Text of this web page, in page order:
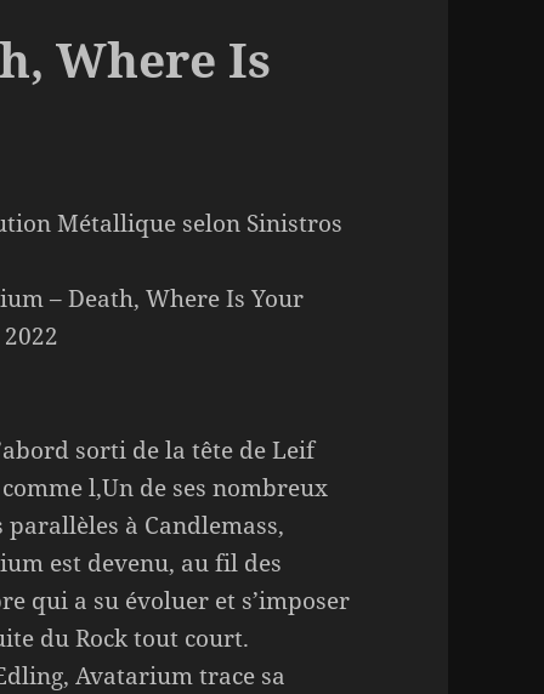
Where Is
Métallique selon Sinistros
– Death, Where Is Your
sorti de la tête de Leif
l,Un de ses nombreux
à Candlemass,
est devenu, au fil des
qui a su évoluer et s’imposer
du Rock tout court.
Avatarium trace sa